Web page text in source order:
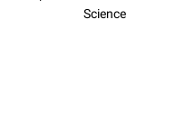
Science